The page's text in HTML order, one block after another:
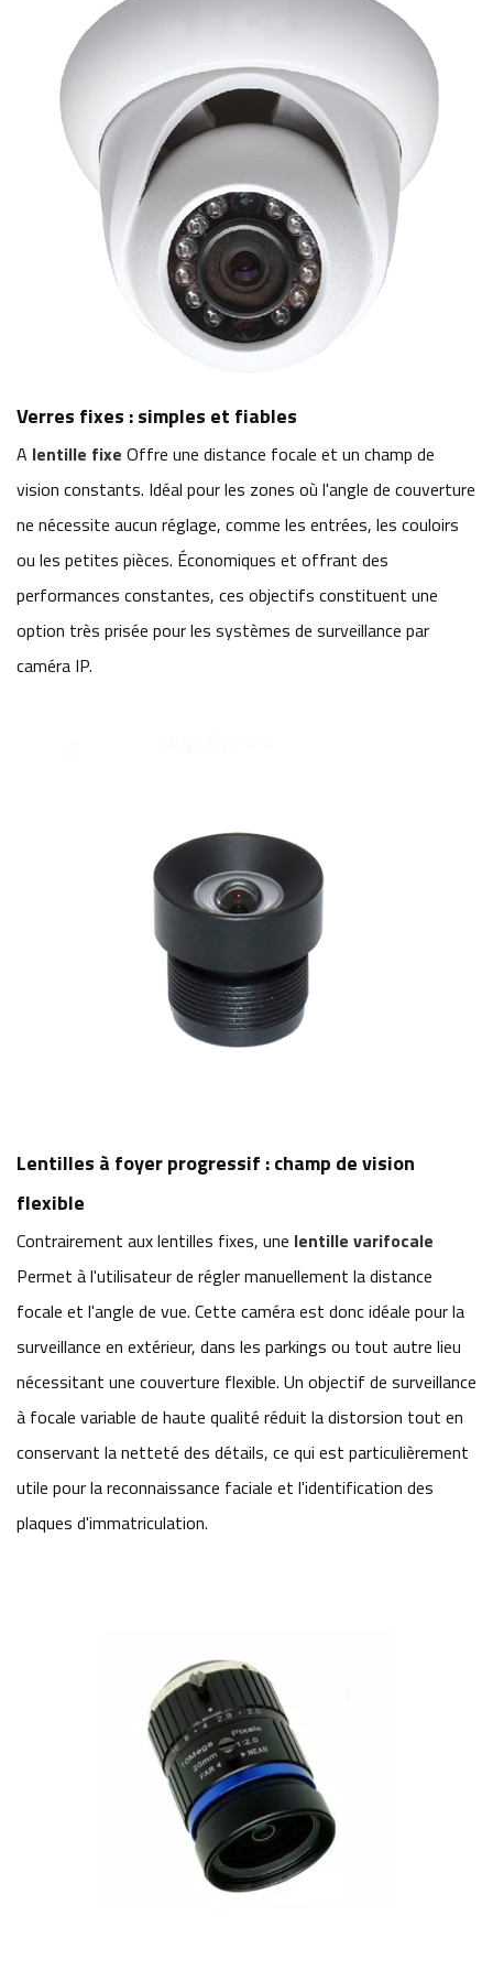
Verres fixes : simples et fiables
A lentille fixe Offre une distance focale et un champ de
vision constants. Idéal pour les zones où l'angle de couverture
ne nécessite aucun réglage, comme les entrées, les couloirs
ou les petites pièces. Économiques et offrant des
performances constantes, ces objectifs constituent une
option très prisée pour les systèmes de surveillance par
caméra IP.
Lentilles à foyer progressif : champ de vision
flexible
Contrairement aux lentilles fixes, une lentille varifocale
Permet à l'utilisateur de régler manuellement la distance
focale et l'angle de vue. Cette caméra est donc idéale pour la
surveillance en extérieur, dans les parkings ou tout autre lieu
nécessitant une couverture flexible. Un objectif de surveillance
à focale variable de haute qualité réduit la distorsion tout en
conservant la netteté des détails, ce qui est particulièrement
utile pour la reconnaissance faciale et l'identification des
plaques d'immatriculation.